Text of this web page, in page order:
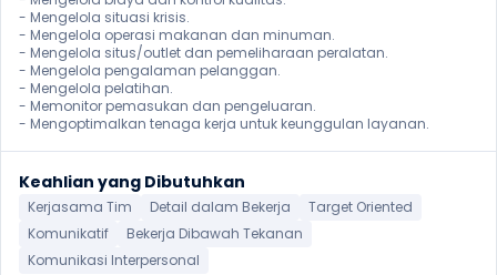
- Mengelola situasi krisis.
- Mengelola operasi makanan dan minuman.
- Mengelola situs/outlet dan pemeliharaan peralatan.
- Mengelola pengalaman pelanggan.
- Mengelola pelatihan.
- Memonitor pemasukan dan pengeluaran.
- Mengoptimalkan tenaga kerja untuk keunggulan layanan.
Keahlian yang Dibutuhkan
Kerjasama Tim Detail dalam Bekerja
Target Oriented
Komunikatif
Bekerja Dibawah Tekanan
Komunikasi Interpersonal